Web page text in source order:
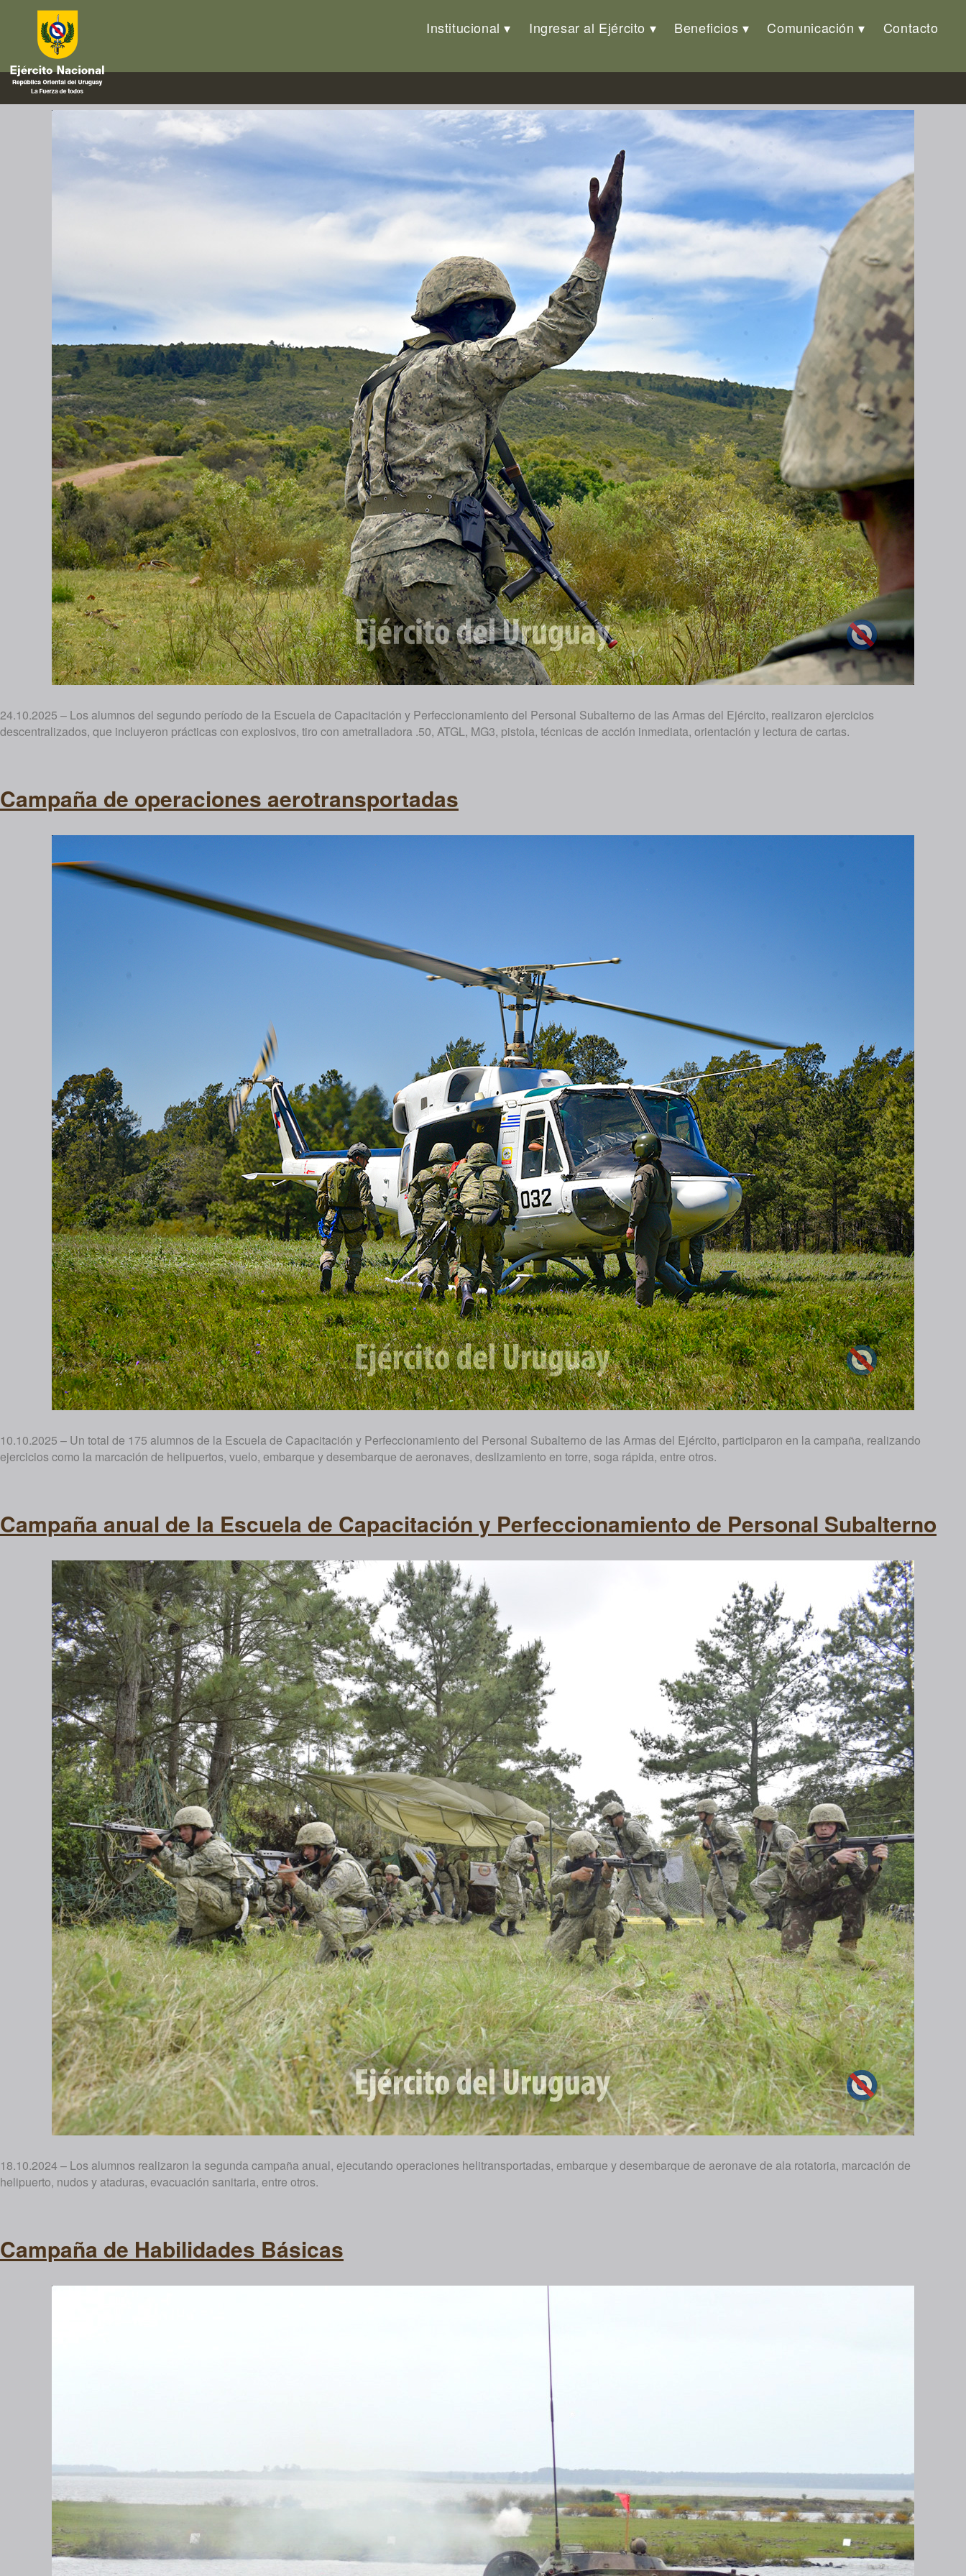
Institucional Ingresar al Ejército Beneficios Comunicación Contacto
ESOE
Segunda maniobra anual en el Campo Militar N°6
24.10.2025 – Los alumnos del segundo período de la Escuela de Capacitación y Perfeccionamiento del Personal Subalterno de las Armas del Ejército, realizaron ejercicios
descentralizados, que incluyeron prácticas con explosivos, tiro con ametralladora .50, ATGL, MG3, pistola, técnicas de acción inmediata, orientación y lectura de cartas.
Campaña de operaciones aerotransportadas
10.10.2025 – Un total de 175 alumnos de la Escuela de Capacitación y Perfeccionamiento del Personal Subalterno de las Armas del Ejército, participaron en la campaña, realizando
ejercicios como la marcación de helipuertos, vuelo, embarque y desembarque de aeronaves, deslizamiento en torre, soga rápida, entre otros.
Campaña anual de la Escuela de Capacitación y Perfeccionamiento de Personal Subalterno
18.10.2024 – Los alumnos realizaron la segunda campaña anual, ejecutando operaciones helitransportadas, embarque y desembarque de aeronave de ala rotatoria, marcación de
helipuerto, nudos y ataduras, evacuación sanitaria, entre otros.
Campaña de Habilidades Básicas